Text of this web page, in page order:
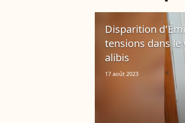
Disparition
tensions dans
alibis
17 août 2023